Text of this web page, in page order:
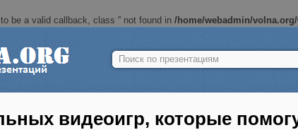
be a valid callback, class '' not found in /home/webadmin/
Найти:
видеоигр, которые